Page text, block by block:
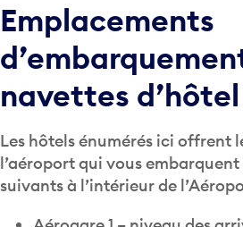
Emplacements
navettes d’hôtel
Les hôtels énumérés ici offrent
l’aéroport qui vous
suivants à l’intérieur de